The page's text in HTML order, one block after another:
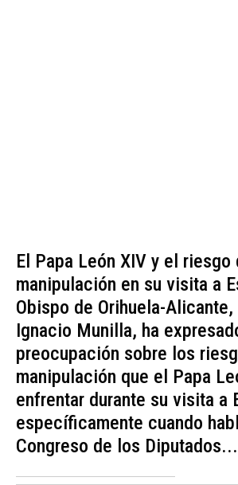
El Papa León XIV y el riesgo
manipulación en su visita a
Obispo de Orihuela-
Ignacio Munilla, ha
preocupación sobre los
manipulación que el Papa
enfrentar durante su visita a
específicamente cuando
Congreso de los Diputados...